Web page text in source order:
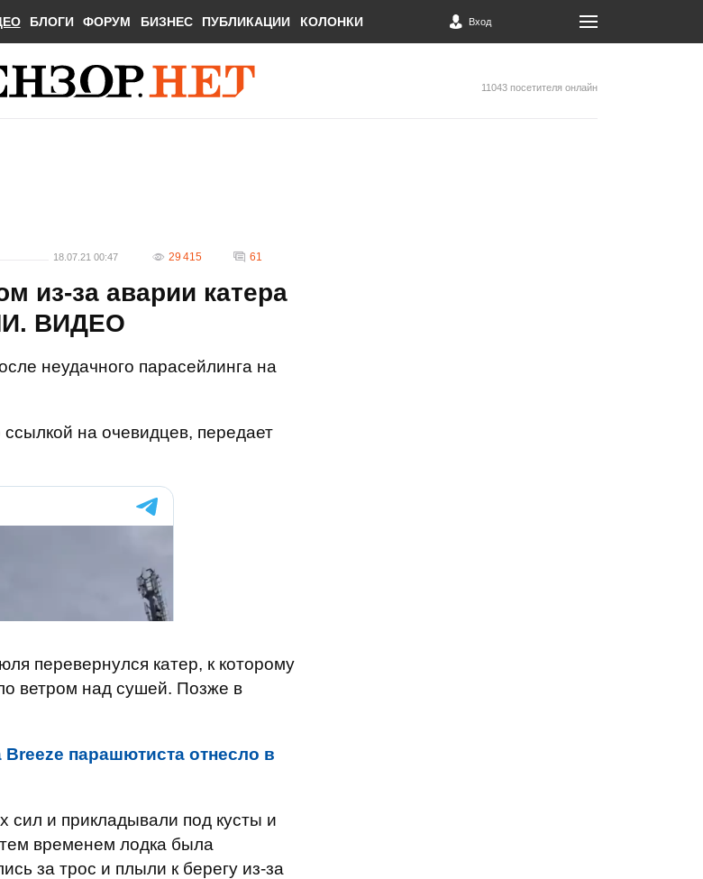
БЛОГИ ФОРУМ БИЗНЕС ПУБЛИКАЦИИ КОЛОНКИ Вход
11043 посетителя онлайн
18.07.21 00:47 29 415 61
из-за аварии катера
ВИДЕО
неудачного парасейлинга на
на очевидцев, передает
перевернулся катер, к которому
ветром над сушей. Позже в
Breeze парашютиста отнесло в
сил и прикладывали под кусты и
временем лодка была
за трос и плыли к берегу из-за